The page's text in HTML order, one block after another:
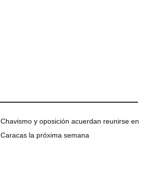
Chavismo y oposición acuerdan reunirse en
Caracas la próxima semana